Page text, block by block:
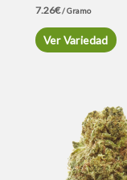
7.26€/ Gramo
Ver Variedad